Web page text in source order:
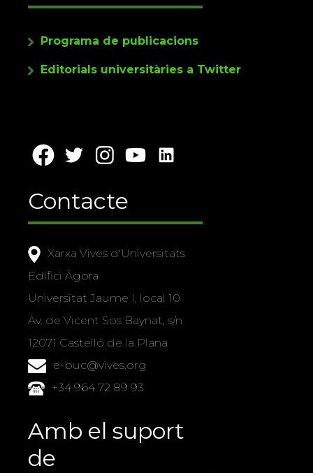
Programa de publicacions
Editorials universitàries a Twitter
Contacte
Xarxa Vives d'Universitats
Edifici Àgora
Universitat Jaume I, local 10
Av. de Vicent Sos Baynat, s/n
12071 Castelló de la Plana
e-buc@vives.org
+34 964 72 89 93
Amb el suport
de